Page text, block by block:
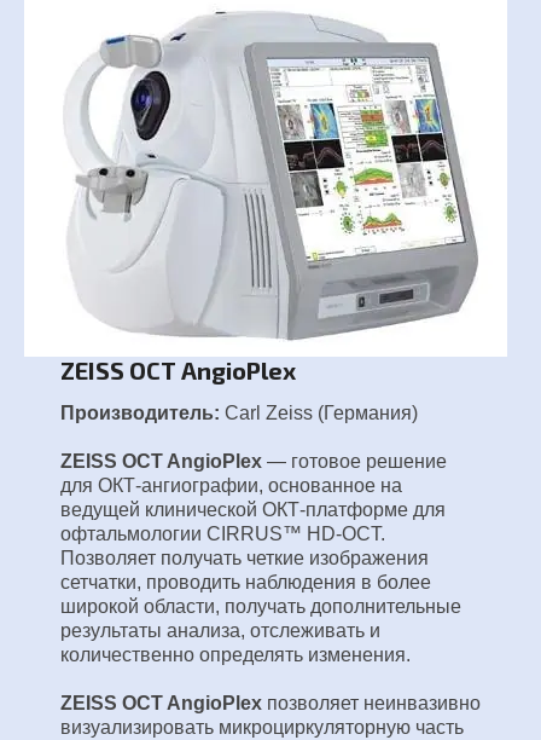
ZEISS OCT AngioPlex
Производитель: Carl Zeiss (Германия)
ZEISS OCT AngioPlex — готовое решение
для ОКТ-ангиографии, основанное на
ведущей клинической ОКТ-платформе для
офтальмологии CIRRUS™ HD-OCT.
Позволяет получать четкие изображения
сетчатки, проводить наблюдения в более
широкой области, получать дополнительные
результаты анализа, отслеживать и
количественно определять изменения.
ZEISS OCT AngioPlex позволяет неинвазивно
визуализировать микроциркуляторную часть